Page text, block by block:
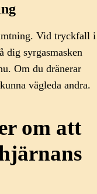
Vid tryckfall i
dig syrgasmasken
Om du dränerar
vägleda andra.
om att